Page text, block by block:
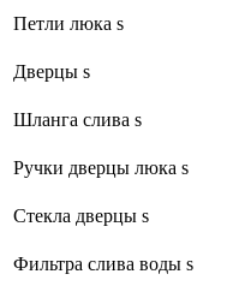
Петли люка s
Дверцы s
Шланга слива s
Ручки дверцы люка s
Стекла дверцы s
Фильтра слива воды s